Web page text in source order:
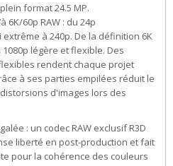
format 24.5 MP.
6K/60p RAW : du 24p
à 240p. De la définition 6K
légère et flexible. Des
rendent chaque projet
à ses parties empilées réduit le
d'images lors des
: un codec RAW exclusif R3D
liberté en post-production et fait
pour la cohérence des couleurs